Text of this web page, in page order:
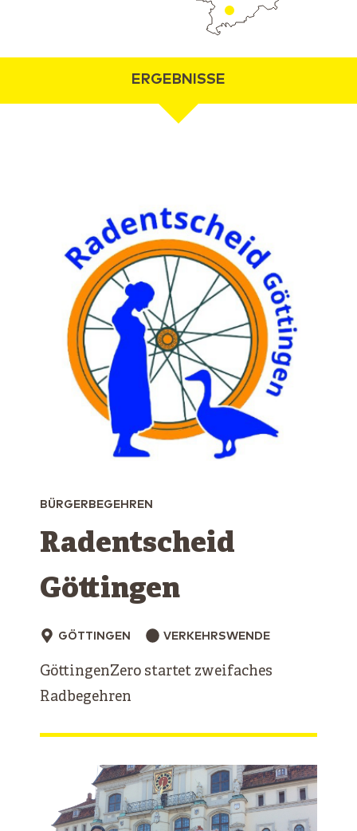
ERGEBNISSE
BÜRGERBEGEHREN
Radentscheid
Göttingen
GÖTTINGEN VERKEHRSWENDE
GöttingenZero startet zweifaches
Radbegehren